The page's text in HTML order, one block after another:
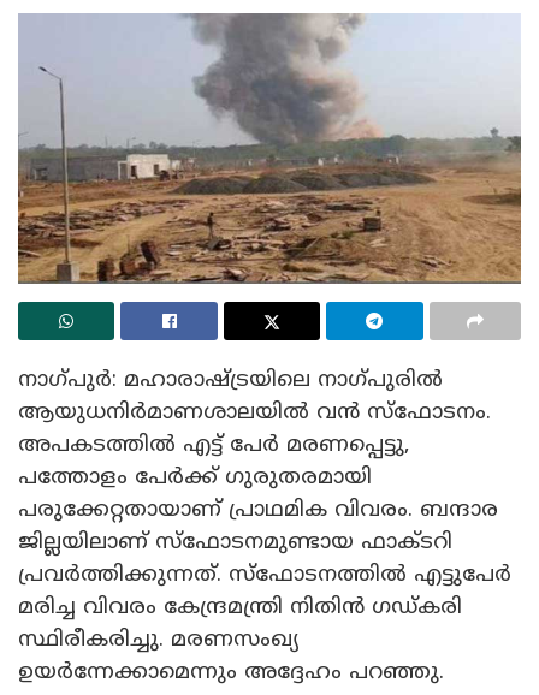
നാഗ്പുർ: മഹാരാഷ്ട്രയിലെ നാഗ്പുരിൽ
ആയുധനിർമാണശാലയിൽ വൻ സ്‌ഫോടനം.
അപകടത്തിൽ എട്ട് പേർ മരണപ്പെട്ടു,
പത്തോളം പേർക്ക് ഗുരുതരമായി
പരുക്കേറ്റതായാണ് പ്രാഥമിക വിവരം. ബന്ദാര
ജില്ലയിലാണ് സ്‌ഫോടനമുണ്ടായ ഫാക്ടറി
പ്രവർത്തിക്കുന്നത്. സ്‌ഫോടനത്തിൽ എട്ടുപേർ
മരിച്ച വിവരം കേന്ദ്രമന്ത്രി നിതിൻ ഗഡ്കരി
സ്ഥിരീകരിച്ചു. മരണസംഖ്യ
ഉയർന്നേക്കാമെന്നും അദ്ദേഹം പറഞ്ഞു.